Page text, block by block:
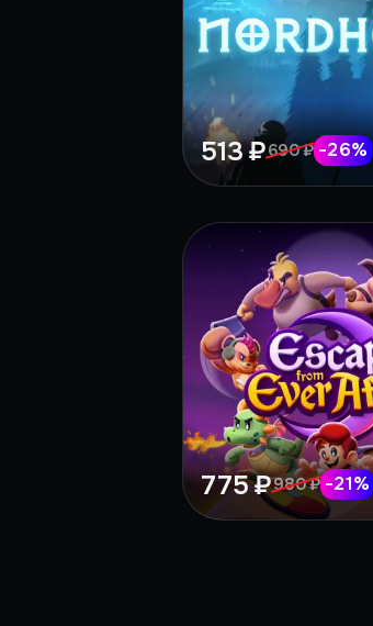
513 ₽690 ₽ -26%
775 ₽980 ₽ -21%